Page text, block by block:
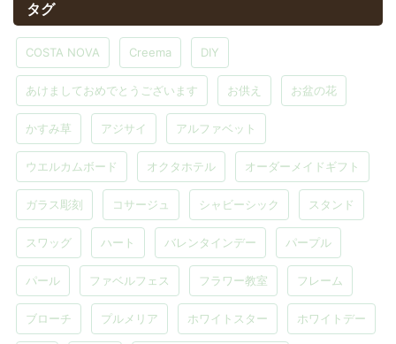
タグ
COSTA NOVA Creema DIY
あけましておめでとうございます お供え お盆の花
かすみ草 アジサイ アルファベット
ウエルカムボード オクタホテル オーダーメイドギフト
ガラス彫刻 コサージュ シャビーシック スタンド
スワッグ ハート バレンタインデー パープル
パール ファベルフェス フラワー教室 フレーム
ブローチ プルメリア ホワイトスター ホワイトデー